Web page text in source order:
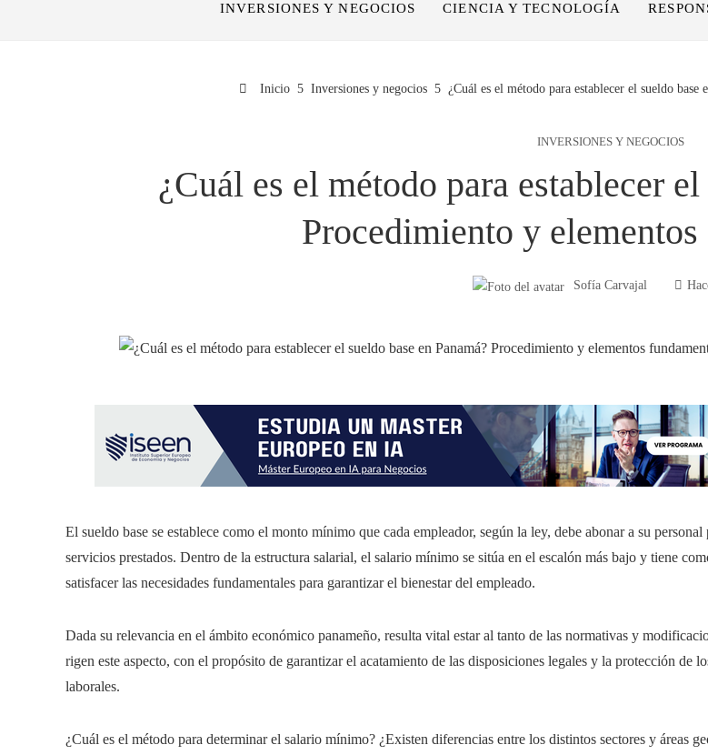
INVERSIONES Y NEGOCIOS CIENCIA Y TECNOLOGÍA
Inicio Inversiones y negocios ¿Cuál es el método para establecer el sueldo
INVERSIONES Y NEGOCIOS
¿Cuál es el método para establecer
Procedimiento y
Sofía Carvajal
El sueldo base se establece como el monto mínimo que cada empleador, según la ley, debe abonar a su personal
servicios prestados. Dentro de la estructura salarial, el salario mínimo se sitúa en el escalón más bajo y tiene
satisfacer las necesidades fundamentales para garantizar el bienestar del empleado.
Dada su relevancia en el ámbito económico panameño, resulta vital estar al tanto de las normativas y
rigen este aspecto, con el propósito de garantizar el acatamiento de las disposiciones legales y la protección de
laborales.
¿Cuál es el método para determinar el salario mínimo? ¿Existen diferencias entre los distintos sectores y áreas